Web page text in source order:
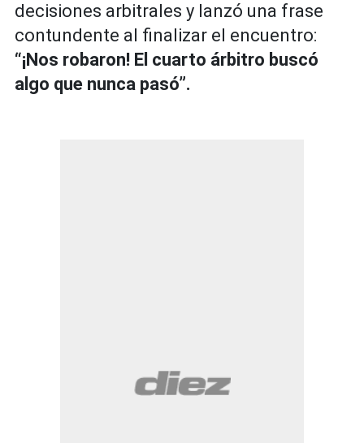
decisiones arbitrales y lanzó una frase
contundente al finalizar el encuentro:
“¡Nos robaron! El cuarto árbitro buscó
algo que nunca pasó”.